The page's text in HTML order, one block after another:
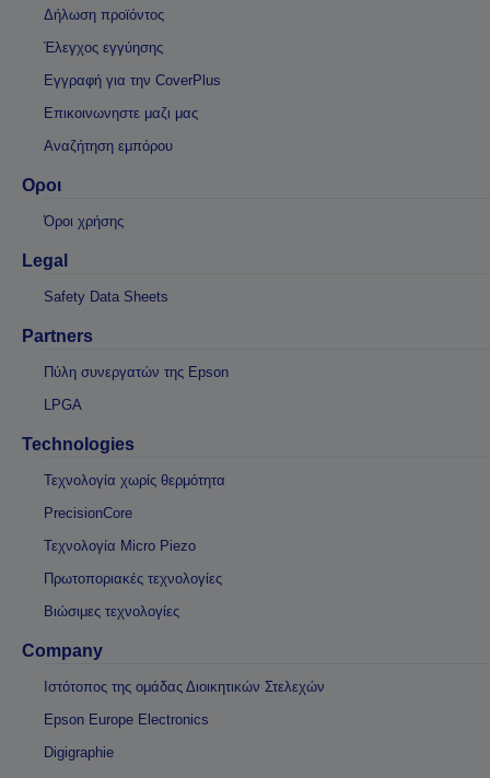
Δήλωση προϊόντος
Έλεγχος εγγύησης
Εγγραφή για την CoverPlus
Επικοινωνηστε μαζι μας
Αναζήτηση εμπόρου
Οροι
Όροι χρήσης
Legal
Safety Data Sheets
Partners
Πύλη συνεργατών της Epson
LPGA
Technologies
Τεχνολογία χωρίς θερμότητα
PrecisionCore
Τεχνολογία Micro Piezo
Πρωτοποριακές τεχνολογίες
Βιώσιμες τεχνολογίες
Company
Ιστότοπος της ομάδας Διοικητικών Στελεχών
Epson Europe Electronics
Digigraphie